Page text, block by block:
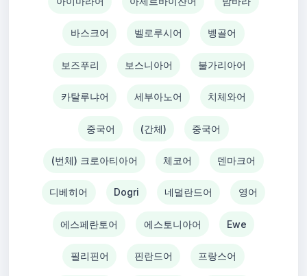
바스크어 벨로루시어 벵골어
보즈푸리 보스니아어 불가리아어
카탈루냐어 세부아노어 치체와어
중국어 (간체) 중국어
(번체) 크로아티아어 체코어 덴마크어
디베히어 Dogri 네덜란드어 영어
에스페란토어 에스토니아어 Ewe
필리핀어 핀란드어 프랑스어